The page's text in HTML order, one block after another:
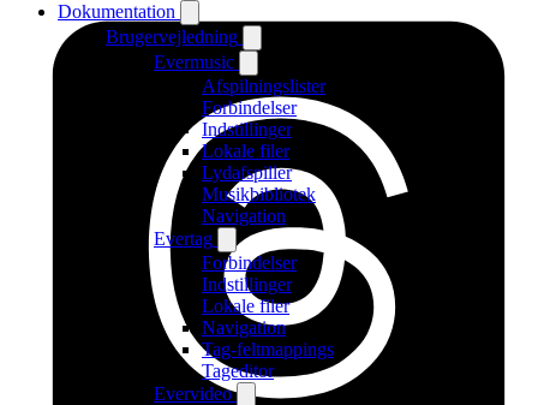
Dokumentation
Brugervejledning
Evermusic
Afspilningslister
Forbindelser
Indstillinger
Lokale filer
Lydafspiller
Musikbibliotek
Navigation
Evertag
Forbindelser
Indstillinger
Lokale filer
Navigation
Tag-feltmappings
Tageditor
Evervideo